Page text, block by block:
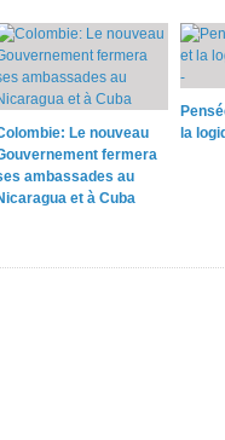
Le nouveau
fermera
ambassades au
et à Cuba
la